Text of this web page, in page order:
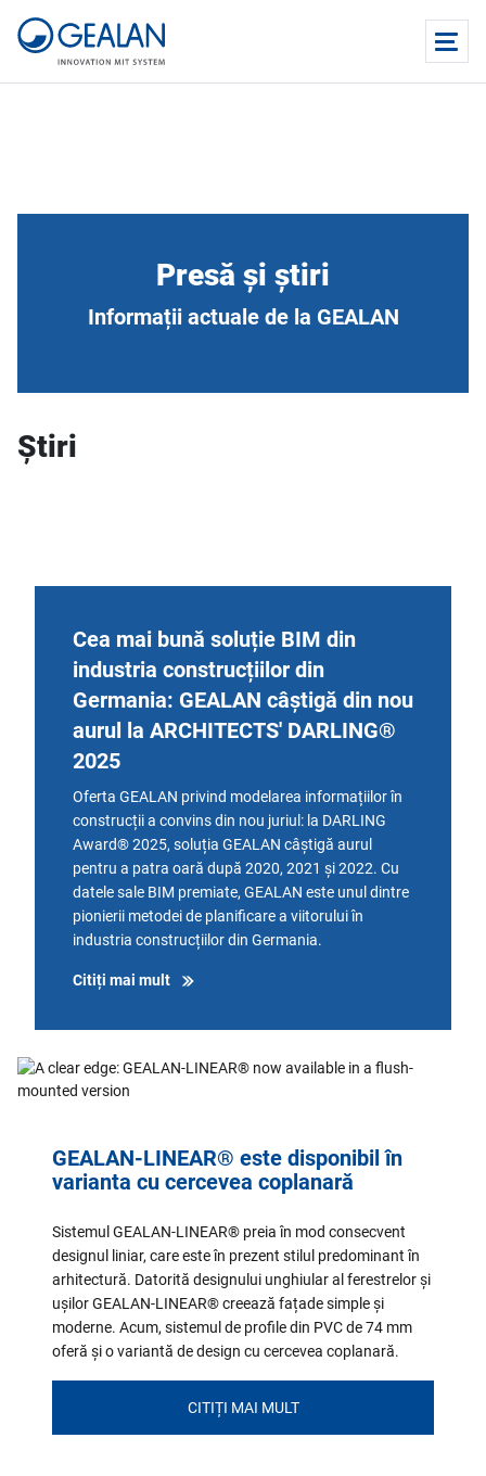
Presă și știri
Informații actuale de la GEALAN
Știri
Cea mai bună soluție BIM din
industria construcțiilor din
Germania: GEALAN câștigă din nou
aurul la ARCHITECTS' DARLING®
2025
Oferta GEALAN privind modelarea informațiilor în
construcții a convins din nou juriul: la DARLING
Award® 2025, soluția GEALAN câștigă aurul
pentru a patra oară după 2020, 2021 și 2022. Cu
datele sale BIM premiate, GEALAN este unul dintre
pionierii metodei de planificare a viitorului în
industria construcțiilor din Germania.
Citiți mai mult
GEALAN-LINEAR® este disponibil în
varianta cu cercevea coplanară
Sistemul GEALAN-LINEAR® preia în mod consecvent
designul liniar, care este în prezent stilul predominant în
arhitectură. Datorită designului unghiular al ferestrelor și
ușilor GEALAN-LINEAR® creează fațade simple și
moderne. Acum, sistemul de profile din PVC de 74 mm
oferă și o variantă de design cu cercevea coplanară.
CITIȚI MAI MULT